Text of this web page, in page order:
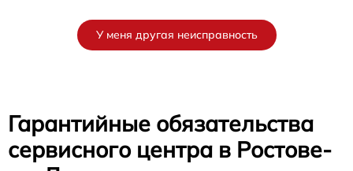
У меня другая неисправность
Гарантийные обязательства
сервисного центра в Ростове-